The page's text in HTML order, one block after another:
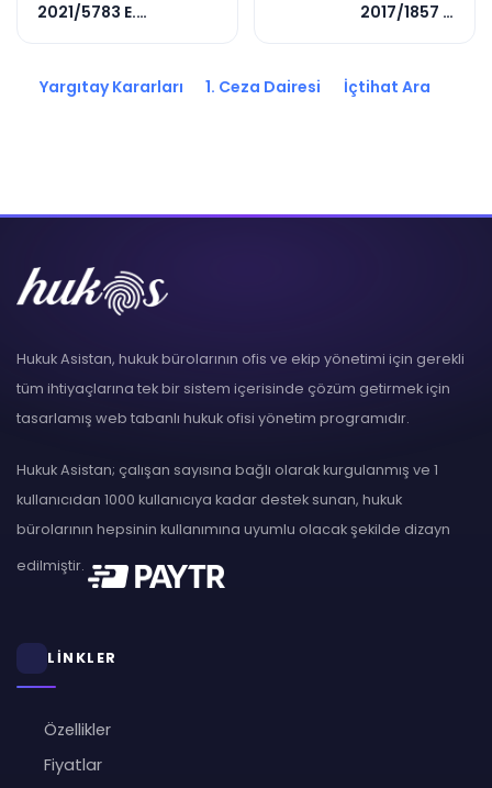
2021/5783 E.
2017/1857 E.
Yargıtay Kararları 1. Ceza Dairesi İçtihat Ara
Hukuk Asistan, hukuk bürolarının ofis ve ekip yönetimi için gerekli
tüm ihtiyaçlarına tek bir sistem içerisinde çözüm getirmek için
tasarlamış web tabanlı hukuk ofisi yönetim programıdır.
Hukuk Asistan; çalışan sayısına bağlı olarak kurgulanmış ve 1
kullanıcıdan 1000 kullanıcıya kadar destek sunan, hukuk
bürolarının hepsinin kullanımına uyumlu olacak şekilde dizayn
edilmiştir.
LİNKLER
Özellikler
Fiyatlar